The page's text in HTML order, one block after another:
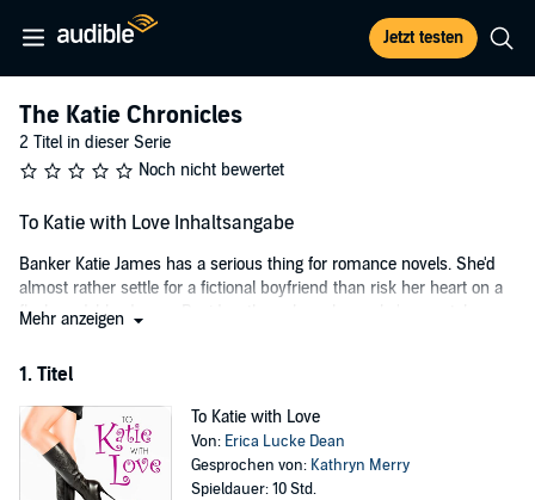
Jetzt testen
The Katie Chronicles
2 Titel in dieser Serie
Noch nicht bewertet
To Katie with Love Inhaltsangabe
Banker Katie James has a serious thing for romance novels. She'd
almost rather settle for a fictional boyfriend than risk her heart on a
flesh-and-blood man. Besides, the only real guy she's remotely
like a drop-dead sexy character from one of her books, Cooper
crashes Kati's 29th birthday party. But one too many drinks lands
Katie in uncharted territory...Cooper's bedroom!
Mehr anzeigen
1. Titel
To Katie with Love
Von: Erica Lucke Dean
Gesprochen von: Kathryn Merry
Spieldauer: 10 Std.